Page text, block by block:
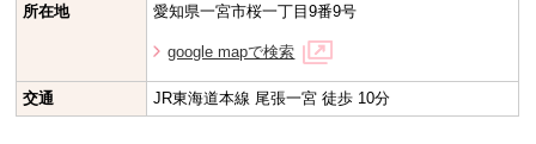
所在地
愛知県一宮市桜一丁目9番9号
google mapで検索
交通 JR東海道本線 尾張一宮 徒歩 10分